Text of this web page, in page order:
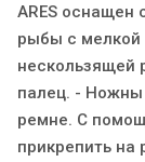
ARES оснащен
рыбы с мелкой
нескользящей
палец. - Ножны
ремне. С
прикрепить на